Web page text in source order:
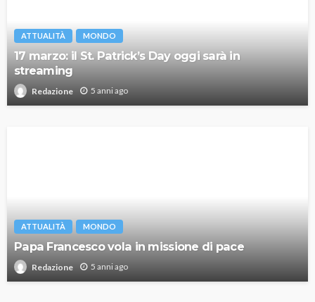
ATTUALITÀ MONDO
17 marzo: il St. Patrick’s Day oggi sarà in
streaming
Redazione 5 anni ago
ATTUALITÀ MONDO
Papa Francesco vola in missione di pace
Redazione 5 anni ago